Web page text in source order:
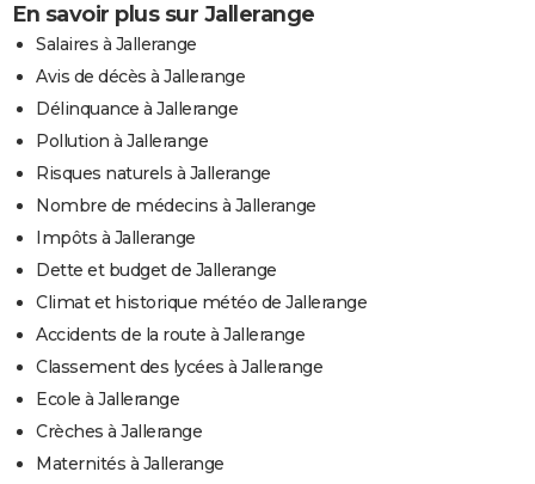
En savoir plus sur Jallerange
Salaires à Jallerange
Avis de décès à Jallerange
Délinquance à Jallerange
Pollution à Jallerange
Risques naturels à Jallerange
Nombre de médecins à Jallerange
Impôts à Jallerange
Dette et budget de Jallerange
Climat et historique météo de Jallerange
Accidents de la route à Jallerange
Classement des lycées à Jallerange
Ecole à Jallerange
Crèches à Jallerange
Maternités à Jallerange